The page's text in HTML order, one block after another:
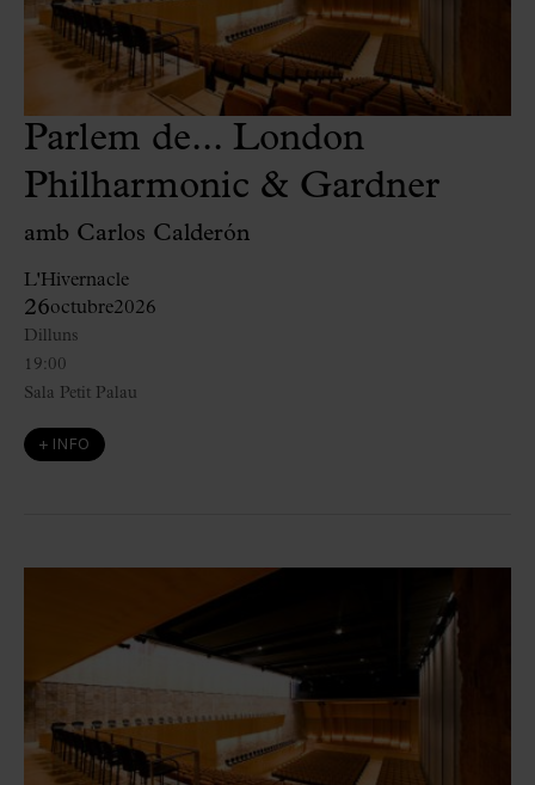
Parlem de... London
Philharmonic & Gardner
amb Carlos Calderón
L'Hivernacle
26octubre2026
19:00
Dilluns
Sala Petit Palau
+ INFO